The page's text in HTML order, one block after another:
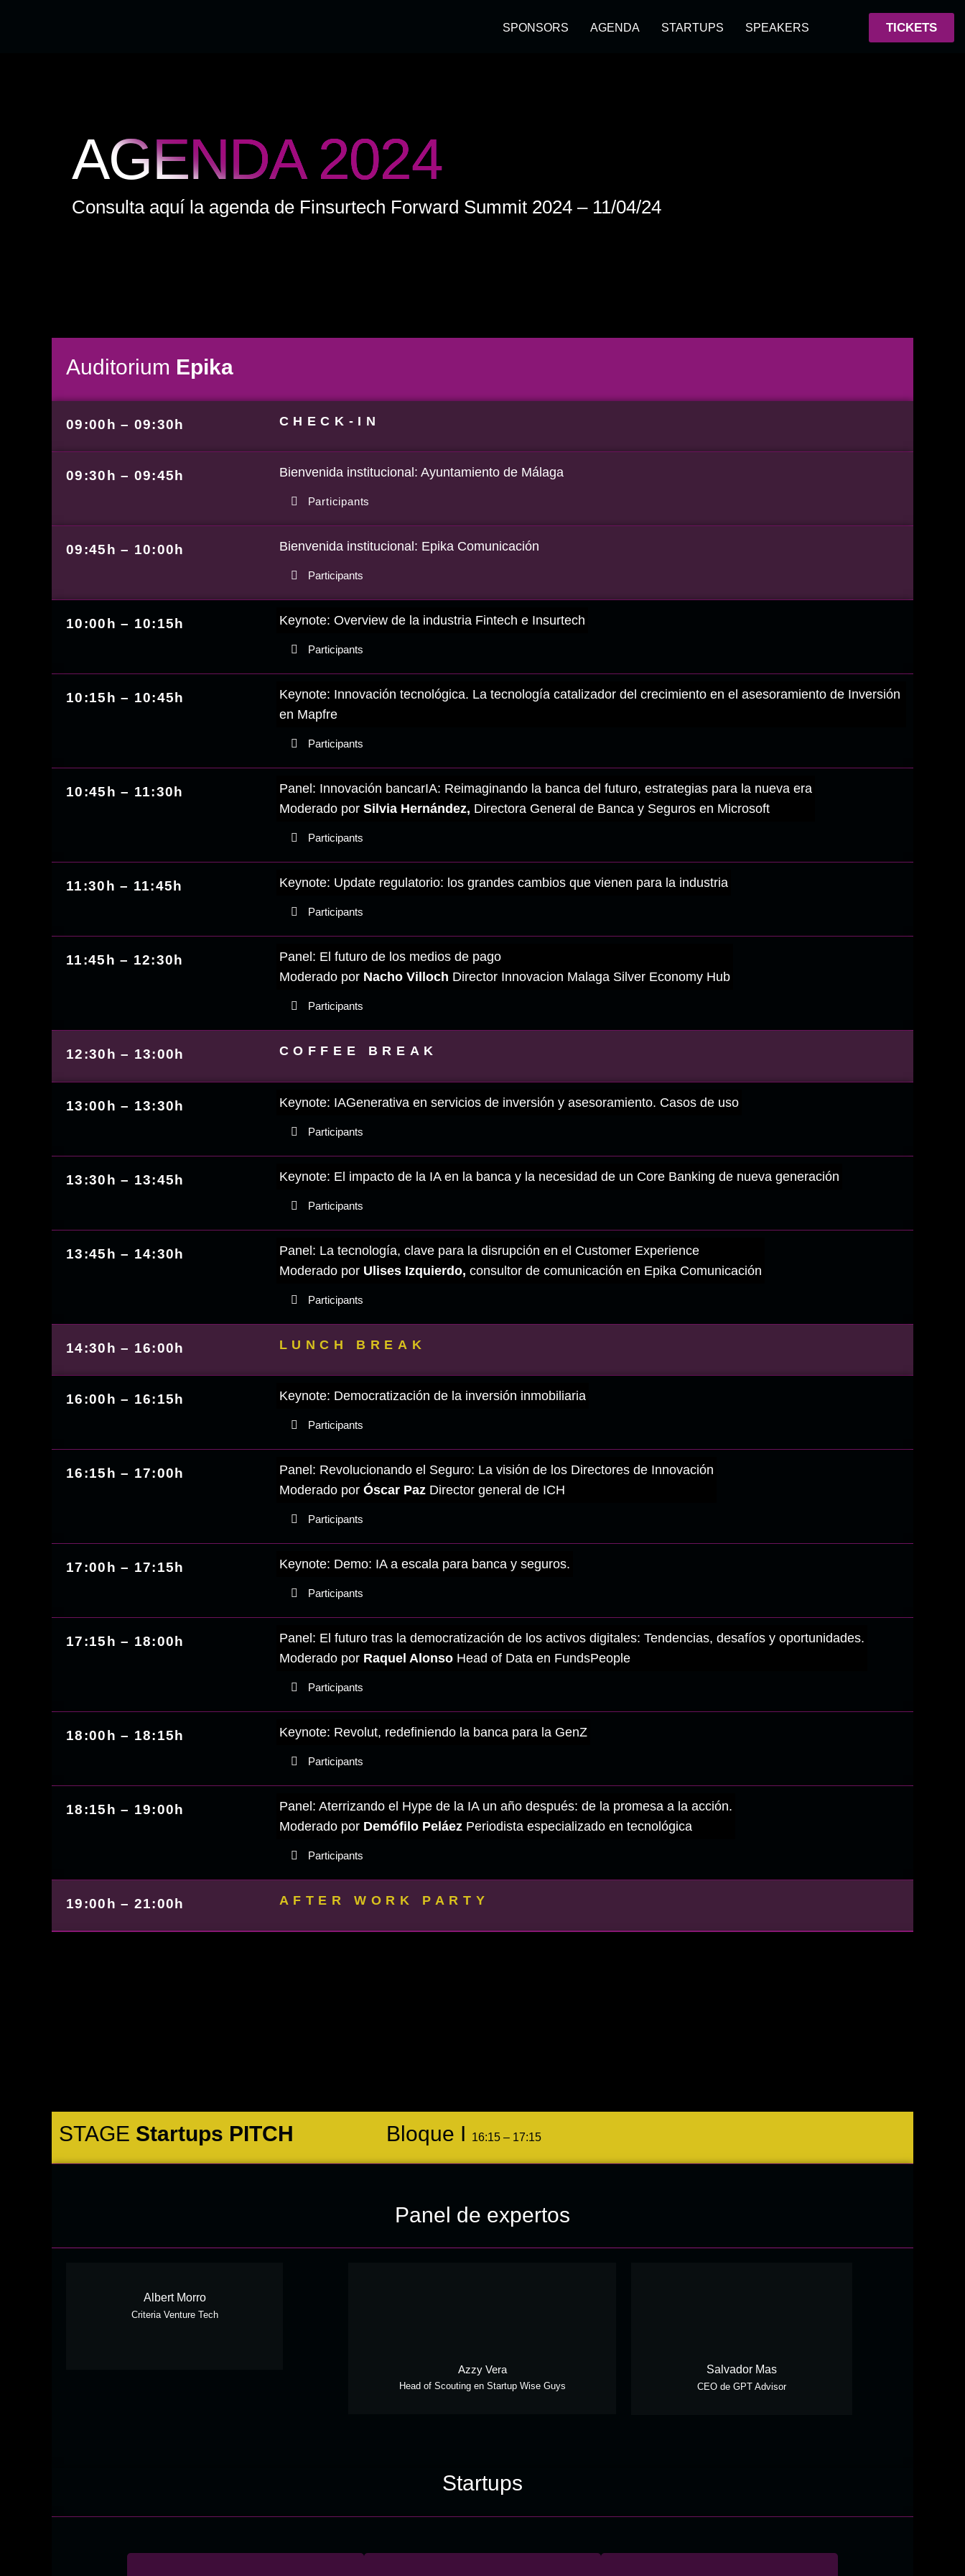
SPONSORS AGENDA STARTUPS SPEAKERS TICKETS
AGENDA 2024
Consulta aquí la agenda de Finsurtech Forward Summit 2024 – 11/04/24
Auditorium Epika
09:00h – 09:30h CHECK-IN
09:30h – 09:45h Bienvenida institucional: Ayuntamiento de Málaga
Participants
09:45h – 10:00h Bienvenida institucional: Epika Comunicación
Participants
10:00h – 10:15h Keynote: Overview de la industria Fintech e Insurtech
Participants
10:15h – 10:45h
Keynote: Innovación tecnológica. La tecnología catalizador del crecimiento en el asesoramiento de Inversión
en Mapfre
Participants
10:45h – 11:30h
Panel: Innovación bancarIA: Reimaginando la banca del futuro, estrategias para la nueva era
Moderado por Silvia Hernández, Directora General de Banca y Seguros en Microsoft
Participants
11:30h – 11:45h Keynote: Update regulatorio: los grandes cambios que vienen para la industria
Participants
11:45h – 12:30h
Panel: El futuro de los medios de pago
Moderado por Nacho Villoch Director Innovacion Malaga Silver Economy Hub
Participants
12:30h – 13:00h COFFEE BREAK
13:00h – 13:30h Keynote: IAGenerativa en servicios de inversión y asesoramiento. Casos de uso
Participants
13:30h – 13:45h Keynote: El impacto de la IA en la banca y la necesidad de un Core Banking de nueva generación
Participants
13:45h – 14:30h
Panel: La tecnología, clave para la disrupción en el Customer Experience
Moderado por Ulises Izquierdo, consultor de comunicación en Epika Comunicación
Participants
14:30h – 16:00h LUNCH BREAK
16:00h – 16:15h Keynote: Democratización de la inversión inmobiliaria
Participants
16:15h – 17:00h
Panel: Revolucionando el Seguro: La visión de los Directores de Innovación
Moderado por Óscar Paz Director general de ICH
Participants
17:00h – 17:15h Keynote: Demo: IA a escala para banca y seguros.
Participants
17:15h – 18:00h
Panel: El futuro tras la democratización de los activos digitales: Tendencias, desafíos y oportunidades.
Moderado por Raquel Alonso Head of Data en FundsPeople
Participants
18:00h – 18:15h Keynote: Revolut, redefiniendo la banca para la GenZ
Participants
18:15h – 19:00h
Panel: Aterrizando el Hype de la IA un año después: de la promesa a la acción.
Moderado por Demófilo PeláezPeriodista especializado en tecnológica
Participants
19:00h – 21:00h AFTER WORK PARTY
STAGE Startups PITCH Bloque I 16:15 – 17:15
Panel de expertos
Albert Morro
Criteria Venture Tech
Azzy Vera
Head of Scouting en Startup Wise Guys
Salvador Mas
CEO de GPT Advisor
Startups